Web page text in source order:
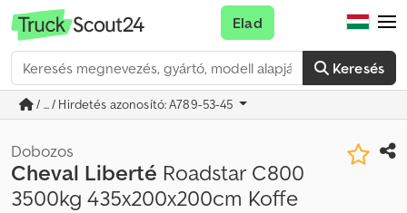
Keresés
Elad
/ ... / Hirdetés azonosító: A789-53-45
Dobozos
Cheval Liberté Roadstar C800
3500kg 435x200x200cm Koffe